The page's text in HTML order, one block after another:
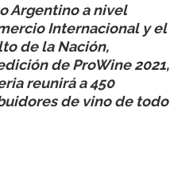
Argentino a nivel
Internacional y el
de la Nación,
de ProWine 2021,
reunirá a 450
de vino de todo